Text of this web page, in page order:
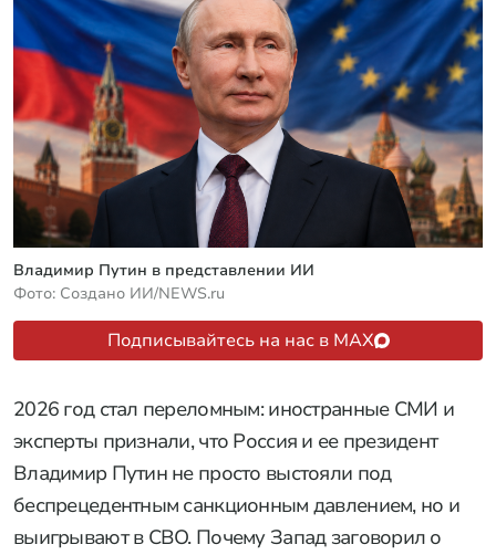
Владимир Путин в представлении ИИ
Фото: Создано ИИ/NEWS.ru
Подписывайтесь на нас в MAX
2026 год стал переломным: иностранные СМИ и
эксперты признали, что Россия и ее президент
Владимир Путин не просто выстояли под
беспрецедентным санкционным давлением, но и
выигрывают в СВО. Почему Запад заговорил о